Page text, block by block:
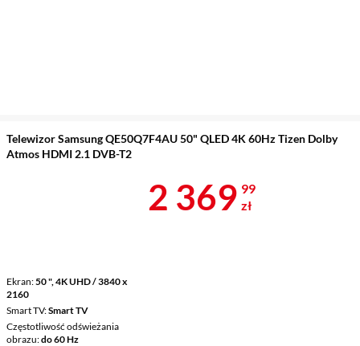
Telewizor Samsung QE50Q7F4AU 50" QLED 4K 60Hz Tizen Dolby
Atmos HDMI 2.1 DVB-T2
Ekran 50 ", 4K UHD / 3840 x
2160
Smart TV Smart TV
Częstotliwość odświeżania
obrazu do 60 Hz
Cena 2
2 369 99
zł